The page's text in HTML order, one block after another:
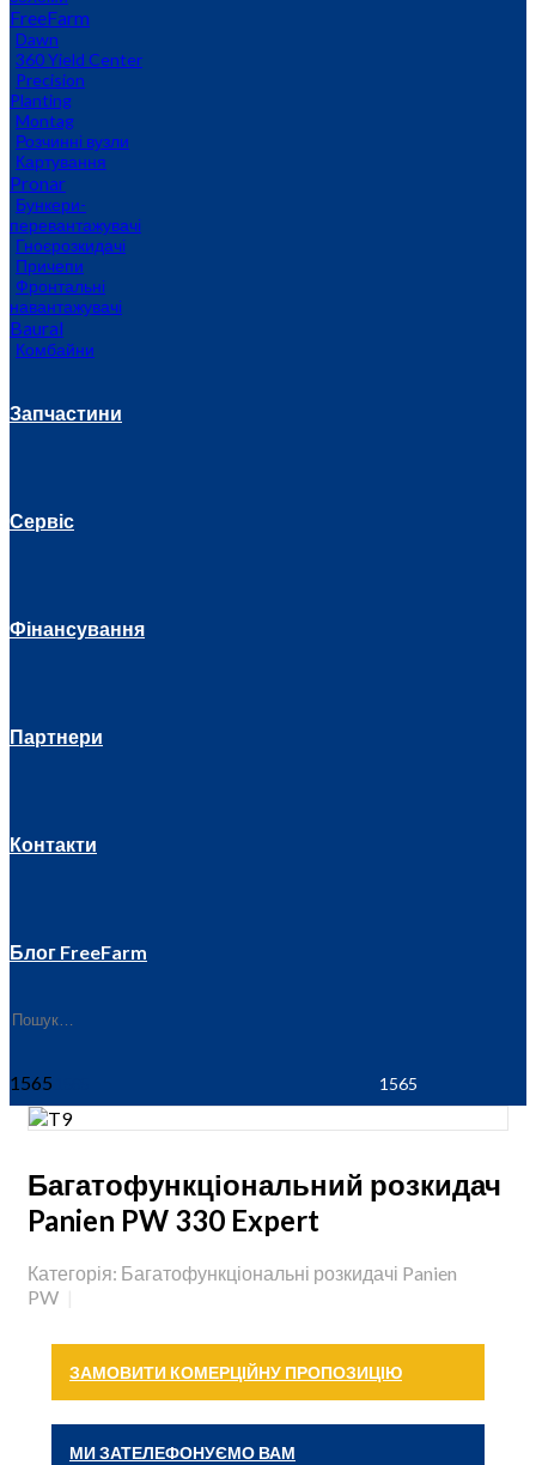
FreeFarm
Dawn
360 Yield Center
Precision
Planting
Montag
Розчинні вузли
Картування
Pronar
Бункери-
перевантажувачі
Гноєрозкидачі
Причепи
Фронтальні
навантажувачі
Baural
Комбайни
Запчастини
Сервіс
Фінансування
Партнери
Контакти
Блог FreeFarm
1565
Багатофункціональний розкидач
Panien PW 330 Expert
Категорія: Багатофункціональні розкидачі Panien
PW
ЗАМОВИТИ КОМЕРЦІЙНУ ПРОПОЗИЦІЮ
МИ ЗАТЕЛЕФОНУЄМО ВАМ